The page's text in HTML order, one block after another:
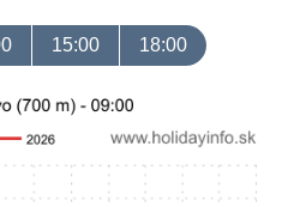
15:00 18:00